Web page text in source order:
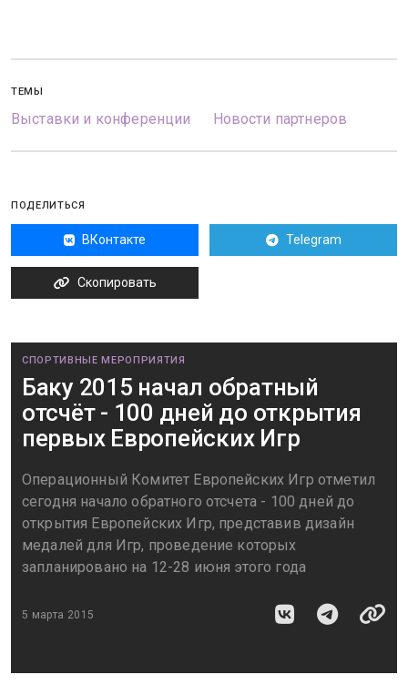
ТЕМЫ
Выставки и конференции Новости партнеров
ПОДЕЛИТЬСЯ
ВКонтакте Telegram
Скопировать
СПОРТИВНЫЕ МЕРОПРИЯТИЯ
Баку 2015 начал обратный
отсчёт - 100 дней до открытия
первых Европейских Игр
Операционный Комитет Европейских Игр отметил
сегодня начало обратного отсчета - 100 дней до
открытия Европейских Игр, представив дизайн
медалей для Игр, проведение которых
запланировано на 12-28 июня этого года
5 марта 2015